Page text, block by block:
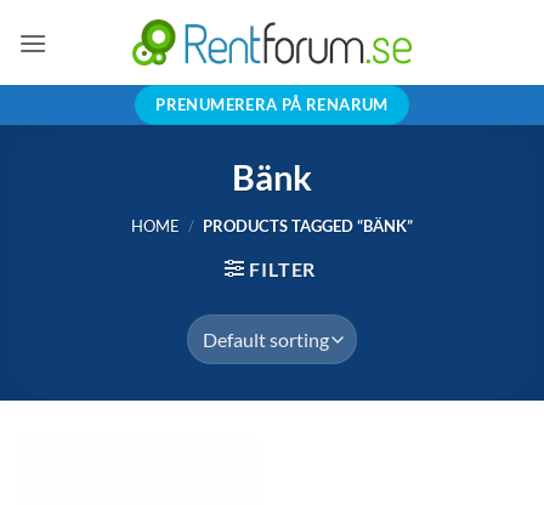
PRENUMERERA PÅ RENARUM
Bänk
HOME / PRODUCTS TAGGED “BÄNK”
FILTER